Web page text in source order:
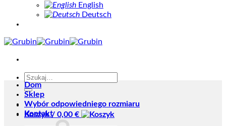
English
Deutsch
Szukaj:
Koszyk / 0,00 €
Dom
Sklep
Wybór odpowiedniego rozmiaru
Kontakt